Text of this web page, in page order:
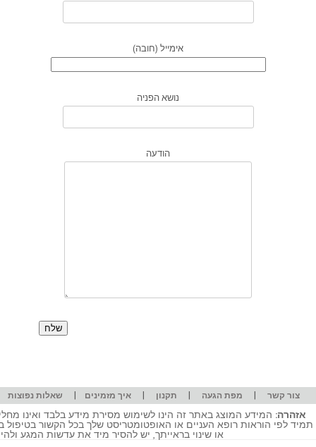
אימייל (חובה)
נושא הפניה
הודעה
צור קשר | מפת הגעה | תקנון |איך מזמינים | שאלות נפוצות
אזהרה: המידע המוצג באתר זה הינו לשימוש מסירת מידע בלבד ואינו
תמיד לפי הוראות רופא העניים או האופטומטריסט שלך בכל הקשור
או שינוי בראייתך, יש להסיר מיד את עדשות המגע